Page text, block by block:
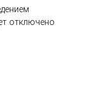
отключено